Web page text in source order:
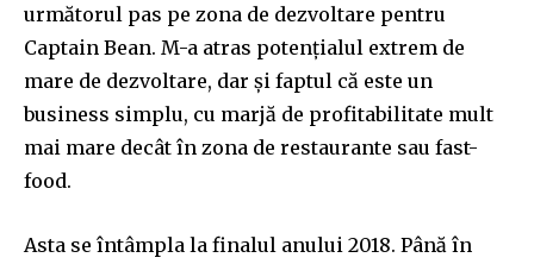
următorul pas pe zona de dezvoltare pentru
Captain Bean. M-a atras potențialul extrem de
mare de dezvoltare, dar și faptul că este un
business simplu, cu marjă de profitabilitate mult
mai mare decât în zona de restaurante sau fast-
food.
Asta se întâmpla la finalul anului 2018. Până în